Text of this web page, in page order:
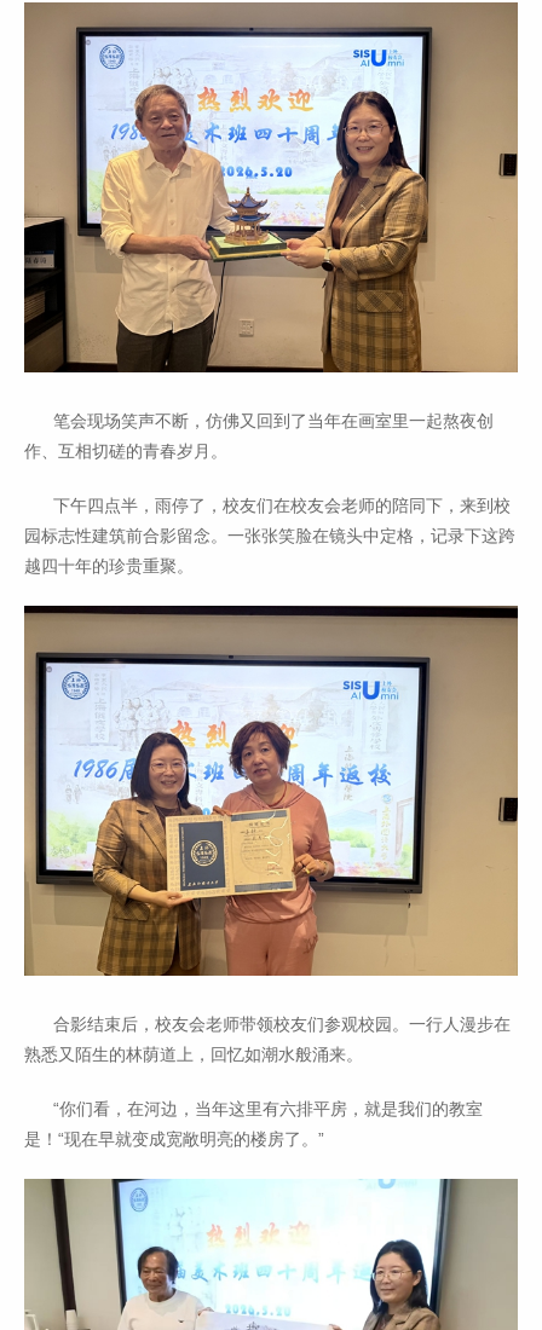
笔会现场笑声不断，仿佛又回到了当年在画室里一起熬夜创
作、互相切磋的青春岁月。
下午四点半，雨停了，校友们在校友会老师的陪同下，来到校
园标志性建筑前合影留念。一张张笑脸在镜头中定格，记录下这跨
越四十年的珍贵重聚。
合影结束后，校友会老师带领校友们参观校园。一行人漫步在
熟悉又陌生的林荫道上，回忆如潮水般涌来。
“你们看，在河边，当年这里有六排平房，就是我们的教室
是！“现在早就变成宽敞明亮的楼房了。”